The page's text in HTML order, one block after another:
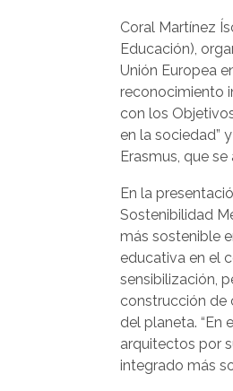
Coral Martínez
Educación),
Unión Europea
reconocimiento
con los
en la sociedad”
Erasmus, que
En la
Sostenibilidad
más sostenible
educativa en el
sensibilización,
construcción de
del planeta. “En
arquitectos por
integrado más